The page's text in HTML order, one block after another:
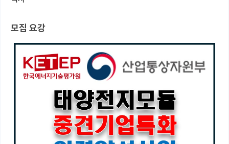
반도체 아카데미
재팬라운지 🌸
모집 요강